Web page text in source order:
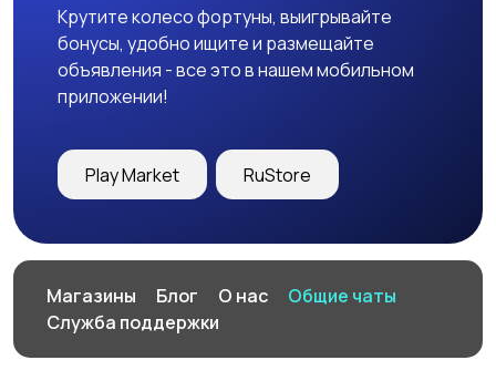
Крутите колесо фортуны, выигрывайте
бонусы, удобно ищите и размещайте
объявления - все это в нашем мобильном
приложении!
Play Market RuStore
Магазины Блог О нас
Общие чаты
Служба поддержки